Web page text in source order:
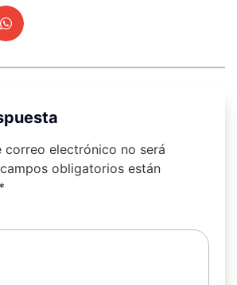
correo electrónico no será
obligatorios están
*